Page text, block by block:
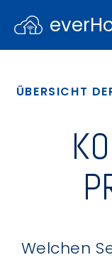
ÜBERSICHT
Welchen